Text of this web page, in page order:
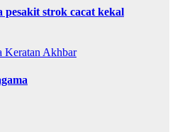
pesakit strok cacat kekal
Keratan Akhbar